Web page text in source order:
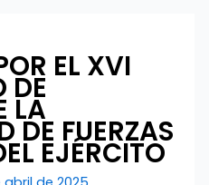
EL XVI
DE
LA
DE FUERZAS
EJÉRCITO